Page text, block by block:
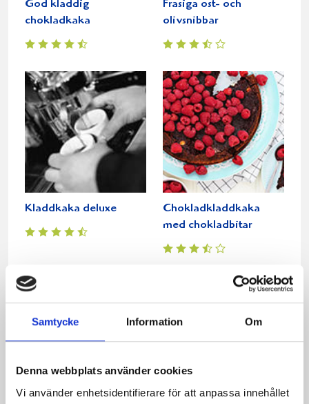
Samtycke Information Om
Denna webbplats använder cookies
Vi använder enhetsidentifierare för att anpassa innehållet
God kladdig
chokladkaka
Frasiga ost- och
olivsnibbar
Kladdkaka deluxe
Chokladkladdkaka
med chokladbitar